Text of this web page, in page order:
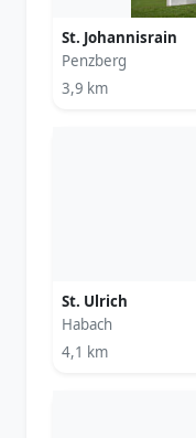
St. Johannisrain
Penzberg
3,9 km
St. Ulrich
Habach
4,1 km